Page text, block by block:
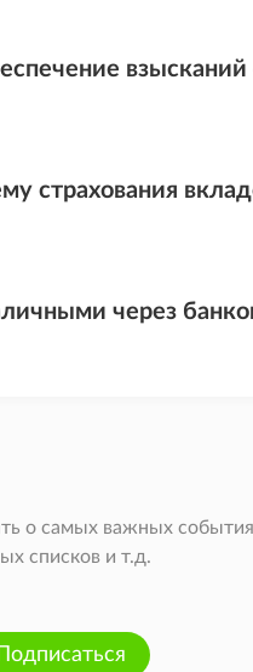
страхования
через
о самых важных
списков и т.д.
Подписаться